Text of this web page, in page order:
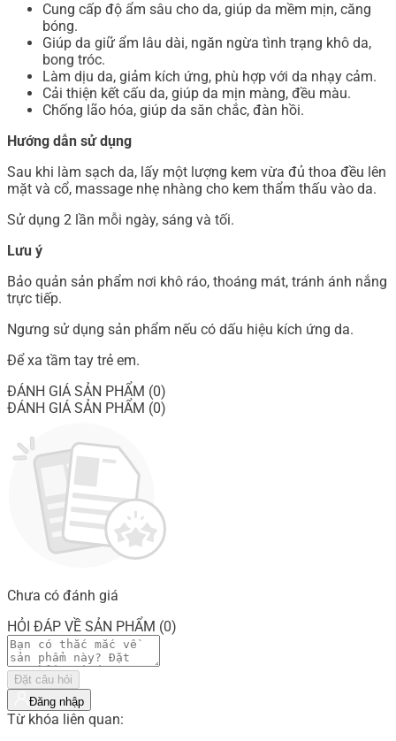
Cung cấp độ ẩm sâu cho da, giúp da mềm mịn, căng
bóng.
Giúp da giữ ẩm lâu dài, ngăn ngừa tình trạng khô da,
bong tróc.
Làm dịu da, giảm kích ứng, phù hợp với da nhạy cảm.
Cải thiện kết cấu da, giúp da mịn màng, đều màu.
Chống lão hóa, giúp da săn chắc, đàn hồi.
Hướng dẫn sử dụng
Sau khi làm sạch da, lấy một lượng kem vừa đủ thoa đều lên
mặt và cổ, massage nhẹ nhàng cho kem thẩm thấu vào da.
Sử dụng 2 lần mỗi ngày, sáng và tối.
Lưu ý
Bảo quản sản phẩm nơi khô ráo, thoáng mát, tránh ánh nắng
trực tiếp.
Ngưng sử dụng sản phẩm nếu có dấu hiệu kích ứng da.
Để xa tầm tay trẻ em.
ĐÁNH GIÁ SẢN PHẨM (0)
ĐÁNH GIÁ SẢN PHẨM (0)
Chưa có đánh giá
HỎI ĐÁP VỀ SẢN PHẨM (0)
Đặt câu hỏi
Đăng nhập
Từ khóa liên quan: